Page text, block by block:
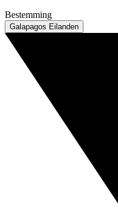
Bestemming
Galapagos Eilanden